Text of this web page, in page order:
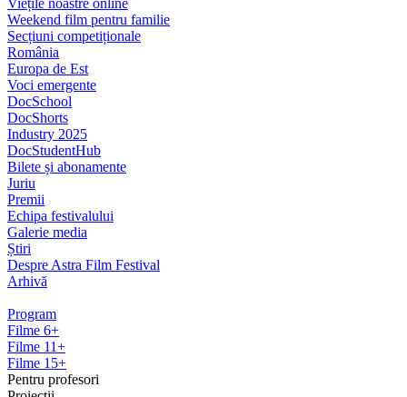
Weekend film pentru familie
Secțiuni competiționale
România
Europa de Est
Voci emergente
DocSchool
DocShorts
Industry 2025
DocStudentHub
Bilete și abonamente
Juriu
Premii
Echipa festivalului
Galerie media
Știri
Despre Astra Film Festival
Arhivă
Program
Filme 6+
Filme 11+
Filme 15+
Pentru profesori